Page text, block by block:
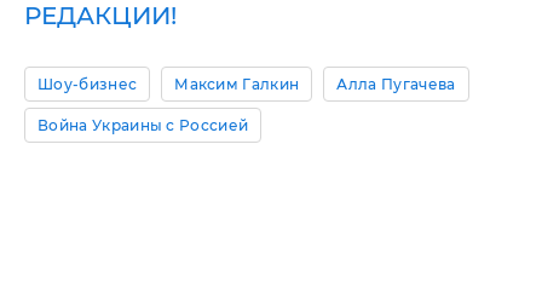
РЕДАКЦИИ!
Шоу-бизнес Максим Галкин Алла Пугачева
Война Украины с Россией